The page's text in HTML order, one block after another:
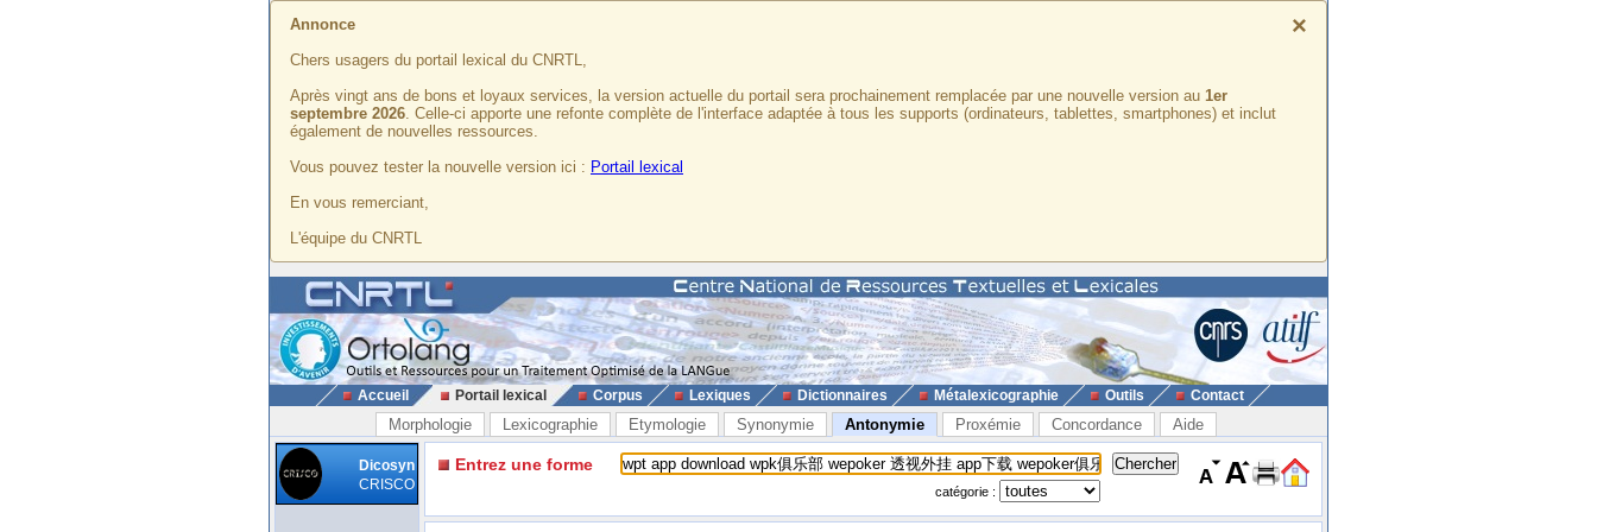
×
Annonce
Chers usagers du portail lexical du CNRTL,
Après vingt ans de bons et loyaux services, la version actuelle du portail sera prochainement remplacée par une nouvelle version au 1er
septembre 2026. Celle-ci apporte une refonte complète de l'interface adaptée à tous les supports (ordinateurs, tablettes, smartphones) et inclut
également de nouvelles ressources.
Vous pouvez tester la nouvelle version ici : Portail lexical
En vous remerciant,
L'équipe du CNRTL
Accueil Portail lexical Corpus Lexiques Dictionnaires Métalexicographie Outils Contact
Morphologie Lexicographie Etymologie Synonymie Antonymie Proxémie Concordance Aide
Dicosyn
CRISCO
Entrez une forme
catégorie :